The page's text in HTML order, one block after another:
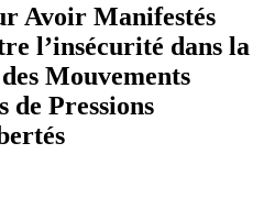
Avoir Manifestés
l’insécurité dans la
Mouvements
de Pressions